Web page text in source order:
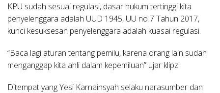
KPU sudah sesuai regulasi, dasar hukum tertinggi kita
penyelenggara adalah UUD 1945, UU no 7 Tahun 2017,
kunci kesuksesan penyelenggara adalah kuasai regulasi.
“Baca lagi aturan tentang pemilu, karena orang lain sudah
menganggap kita ahli dalam kepemiluan” ujar klipz
Ditempat yang Yesi Karnainsyah selaku narasumber dan